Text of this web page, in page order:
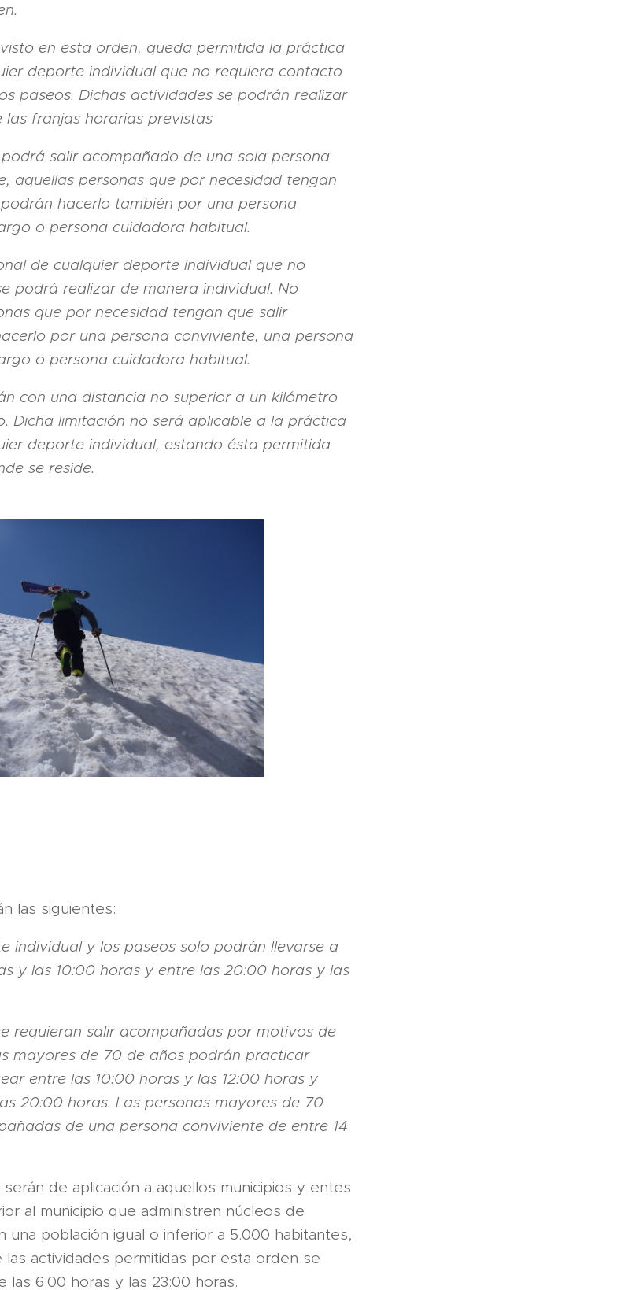
en esta orden, queda permitida la práctica
deporte individual que no requiera contacto
paseos. Dichas actividades se podrán realizar
franjas horarias previstas
salir acompañado de una sola persona
aquellas personas que por necesidad tengan
hacerlo también por una persona
o persona cuidadora habitual.
de cualquier deporte individual que no
podrá realizar de manera individual. No
que por necesidad tengan que salir
por una persona conviviente, una persona
o persona cuidadora habitual.
con una distancia no superior a un kilómetro
Dicha limitación no será aplicable a la práctica
deporte individual, estando ésta permitida
se reside.
las siguientes:
individual y los paseos solo podrán llevarse a
y las 10:00 horas y entre las 20:00 horas y las
requieran salir acompañadas por motivos de
mayores de 70 de años podrán practicar
entre las 10:00 horas y las 12:00 horas y
20:00 horas. Las personas mayores de 70
de una persona conviviente de entre 14
de aplicación a aquellos municipios y entes
al municipio que administren núcleos de
una población igual o inferior a 5.000 habitantes,
actividades permitidas por esta orden se
las 6:00 horas y las 23:00 horas.